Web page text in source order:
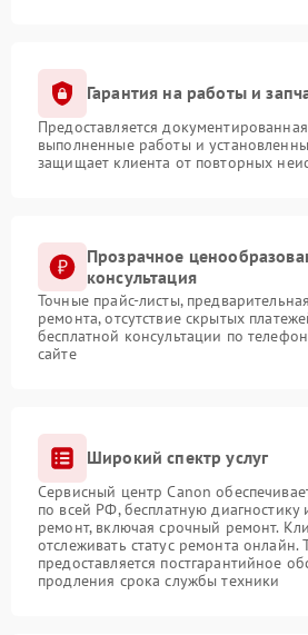
Гарантия на работы и
Предоставляется
выполненные работы и
защищает клиента от повторных
Прозрачное
консультация
Точные прайс-листы,
ремонта, отсутствие скрытых
бесплатной консультации по
сайте
Широкий спектр услуг
Сервисный центр Canon
по всей РФ, бесплатную диагностику
ремонт, включая срочный ремонт.
отслеживать статус ремонта онлайн.
предоставляется постгарантийное
продления срока службы техники